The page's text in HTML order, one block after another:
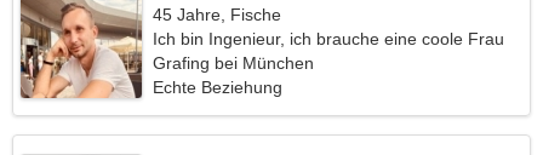
45 Jahre, Fische
Ich bin Ingenieur, ich brauche eine coole Frau
Grafing bei München
Echte Beziehung